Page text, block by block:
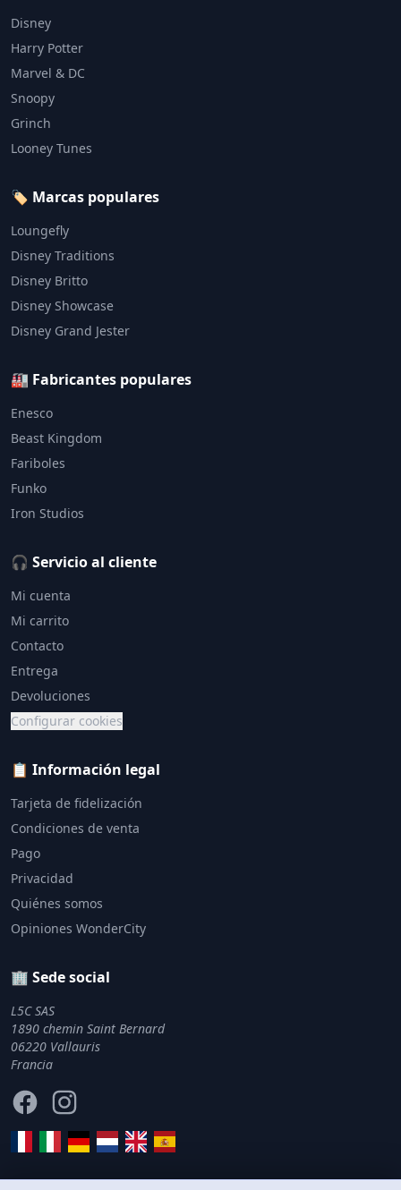
Disney
Harry Potter
Marvel & DC
Snoopy
Grinch
Looney Tunes
🏷️ Marcas populares
Loungefly
Disney Traditions
Disney Britto
Disney Showcase
Disney Grand Jester
🏭 Fabricantes populares
Enesco
Beast Kingdom
Fariboles
Funko
Iron Studios
🎧 Servicio al cliente
Mi cuenta
Mi carrito
Contacto
Entrega
Devoluciones
Configurar cookies
📋 Información legal
Tarjeta de fidelización
Condiciones de venta
Pago
Privacidad
Quiénes somos
Opiniones WonderCity
🏢 Sede social
L5C SAS
1890 chemin Saint Bernard
06220 Vallauris
Francia
FacebookInstagram